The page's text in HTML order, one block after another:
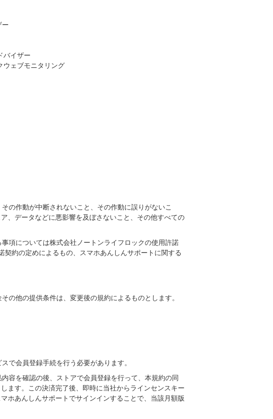
ー
バイザー
ウェブモニタリング
の作動が中断されないこと、その作動に誤りがないこ
、データなどに悪影響を及ぼさないこと、その他すべての
項については株式会社ノートンライフロックの使用許諾
約の定めによるもの、スマホあんしんサポートに関する
の他の提供条件は、変更後の規約によるものとします。
で会員登録手続を行う必要があります。
容を確認の後、ストアで会員登録を行って、本規約の同
ます。この決済完了後、即時に当社からラインセンスキー
ホあんしんサポートでサインインすることで、当該月額版